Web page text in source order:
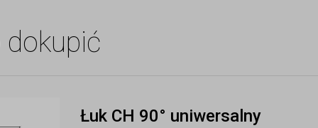
dokupić
Łuk CH 90° uniwersalny